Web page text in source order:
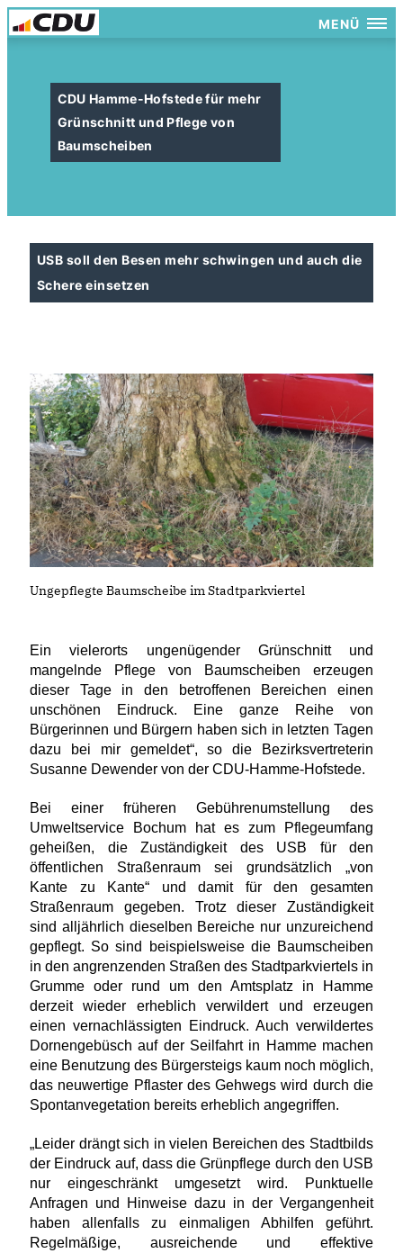
MENÜ
CDU Hamme-Hofstede für mehr
Grünschnitt und Pflege von
Baumscheiben
USB soll den Besen mehr schwingen und auch die
Schere einsetzen
Ungepflegte Baumscheibe im Stadtparkviertel
Ein vielerorts ungenügender Grünschnitt und
mangelnde Pflege von Baumscheiben erzeugen
dieser Tage in den betroffenen Bereichen einen
unschönen Eindruck. Eine ganze Reihe von
Bürgerinnen und Bürgern haben sich in letzten Tagen
dazu bei mir gemeldet“, so die Bezirksvertreterin
Susanne Dewender von der CDU-Hamme-Hofstede.
Bei einer früheren Gebührenumstellung des
Umweltservice Bochum hat es zum Pflegeumfang
geheißen, die Zuständigkeit des USB für den
öffentlichen Straßenraum sei grundsätzlich „von
Kante zu Kante“ und damit für den gesamten
Straßenraum gegeben. Trotz dieser Zuständigkeit
sind alljährlich dieselben Bereiche nur unzureichend
gepflegt. So sind beispielsweise die Baumscheiben
in den angrenzenden Straßen des Stadtparkviertels in
Grumme oder rund um den Amtsplatz in Hamme
derzeit wieder erheblich verwildert und erzeugen
einen vernachlässigten Eindruck. Auch verwildertes
Dornengebüsch auf der Seilfahrt in Hamme machen
eine Benutzung des Bürgersteigs kaum noch möglich,
das neuwertige Pflaster des Gehwegs wird durch die
Spontanvegetation bereits erheblich angegriffen.
Leider drängt sich in vielen Bereichen des Stadtbilds
der Eindruck auf, dass die Grünpflege durch den USB
nur eingeschränkt umgesetzt wird. Punktuelle
Anfragen und Hinweise dazu in der Vergangenheit
haben allenfalls zu einmaligen Abhilfen geführt.
Regelmäßige, ausreichende und effektive